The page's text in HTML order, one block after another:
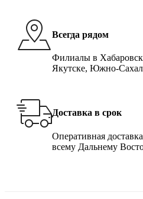
Всегда рядом
Филиалы в
Якутске, Южно-
Доставка в срок
Оперативная
всему Дальнему